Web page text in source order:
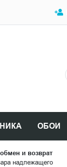
ОБОИ
и возврат
надлежащего